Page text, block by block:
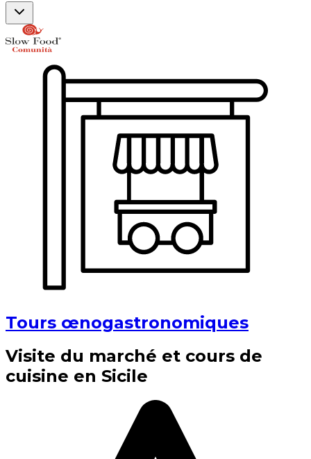
Tours œnogastronomiques
Visite du marché et cours de
cuisine en Sicile